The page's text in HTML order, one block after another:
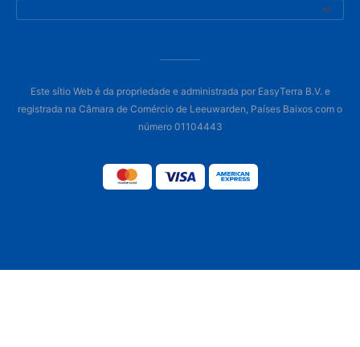
Este sítio Web é da propriedade e administrada por EasyTerra B.V. e
registrada na Câmara de Comércio de Leeuwarden, Países Baixos com o
número 01104443